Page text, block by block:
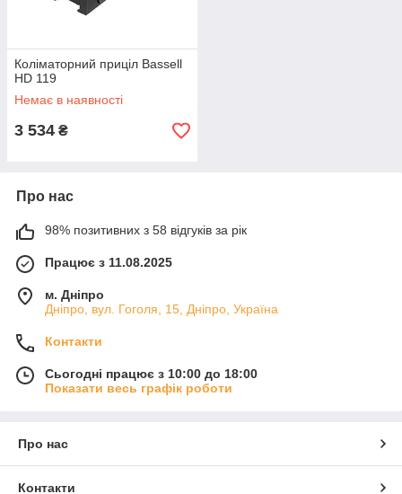
Коліматорний приціл Bassell
HD 119
Немає в наявності
3 534 ₴
Про нас
98% позитивних з 58 відгуків за рік
Працює з 11.08.2025
м. Дніпро
Дніпро, вул. Гоголя, 15, Дніпро, Україна
Контакти
Сьогодні працює з 10:00 до 18:00
Показати весь графік роботи
Про нас
Контакти